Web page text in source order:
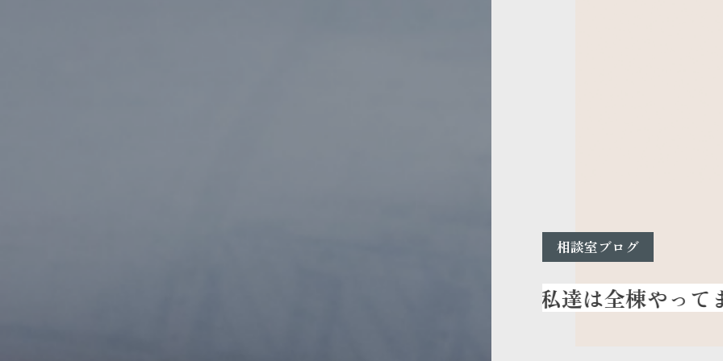
相談室ブログ